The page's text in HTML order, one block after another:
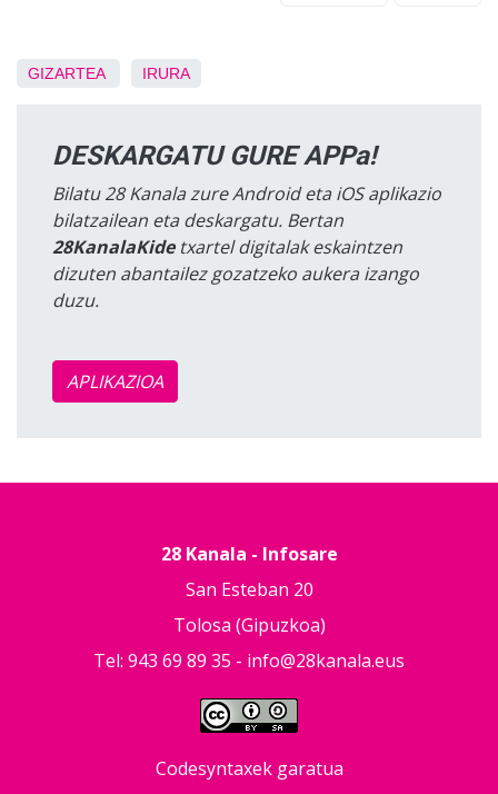
GIZARTEA IRURA
DESKARGATU GURE APPa!
Bilatu 28 Kanala zure Android eta iOS aplikazio
bilatzailean eta deskargatu. Bertan
28KanalaKidetxartel digitalak eskaintzen
dizuten abantailez gozatzeko aukera izango
duzu.
APLIKAZIOA
28 Kanala - Infosare
San Esteban 20
Tolosa (Gipuzkoa)
Tel: 943 69 89 35 - info@28kanala.eus
Codesyntaxek garatua